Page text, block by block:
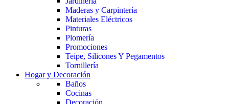
Maderas y Carpintería
Materiales Eléctricos
Pinturas
Plomería
Promociones
Teipe, Silicones Y Pegamentos
Tornillería
Hogar y Decoración
Baños
Cocinas
Decoración